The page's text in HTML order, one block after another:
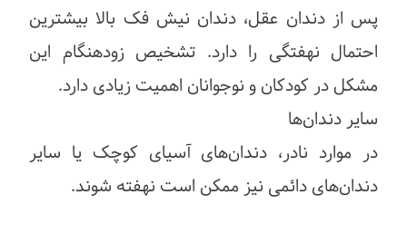
پس از دندان عقل، دندان نیش فک بالا بیشترین
احتمال نهفتگی را دارد. تشخیص زودهنگام این
مشکل در کودکان و نوجوانان اهمیت زیادی دارد.
سایر دندان‌ها
در موارد نادر، دندان‌های آسیای کوچک یا سایر
دندان‌های دائمی نیز ممکن است نهفته شوند.